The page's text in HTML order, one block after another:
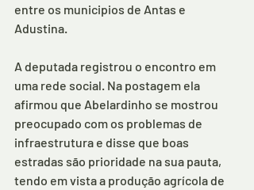
entre os municipios de Antas e
Adustina.
A deputada registrou o encontro em
uma rede social. Na postagem ela
afirmou que Abelardinho se mostrou
preocupado com os problemas de
infraestrutura e disse que boas
estradas são prioridade na sua pauta,
tendo em vista a produção agrícola de